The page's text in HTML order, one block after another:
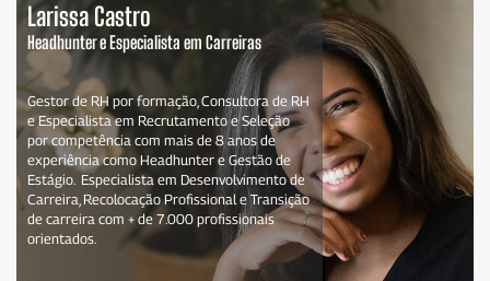
Larissa Castro
Headhunter e Especialista em Carreiras
Gestor de RH por formação, Consultora de RH
e Especialista em Recrutamento e Seleção
por competência com mais de 8 anos de
experiência como Headhunter e Gestão de
Estágio. Especialista em Desenvolvimento de
Carreira, Recolocação Profissional e Transição
de carreira com + de 7.000 profissionais
orientados.